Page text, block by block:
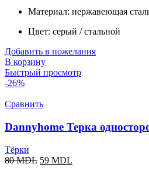
Материал: нержавеющая
Цвет: серый / стальной
Добавить в пожелания
В корзину
Быстрый просмотр
-26%
Сравнить
Dannyhome Терка
Тёрки
80MDL 59 MDL